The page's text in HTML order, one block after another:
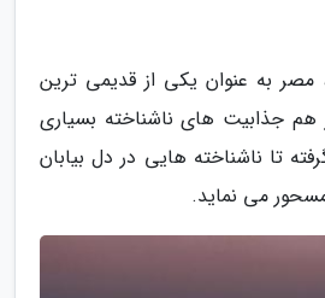
مصر به عنوان یکی از قدیمی ترین
جذابیت های ناشناخته بسیاری
تا ناشناخته هایی در دل بیابان
می نماید.